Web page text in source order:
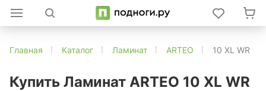
Главная Каталог Ламинат ARTEO 10 XL WR
Купить Ламинат ARTEO 10 XL WR